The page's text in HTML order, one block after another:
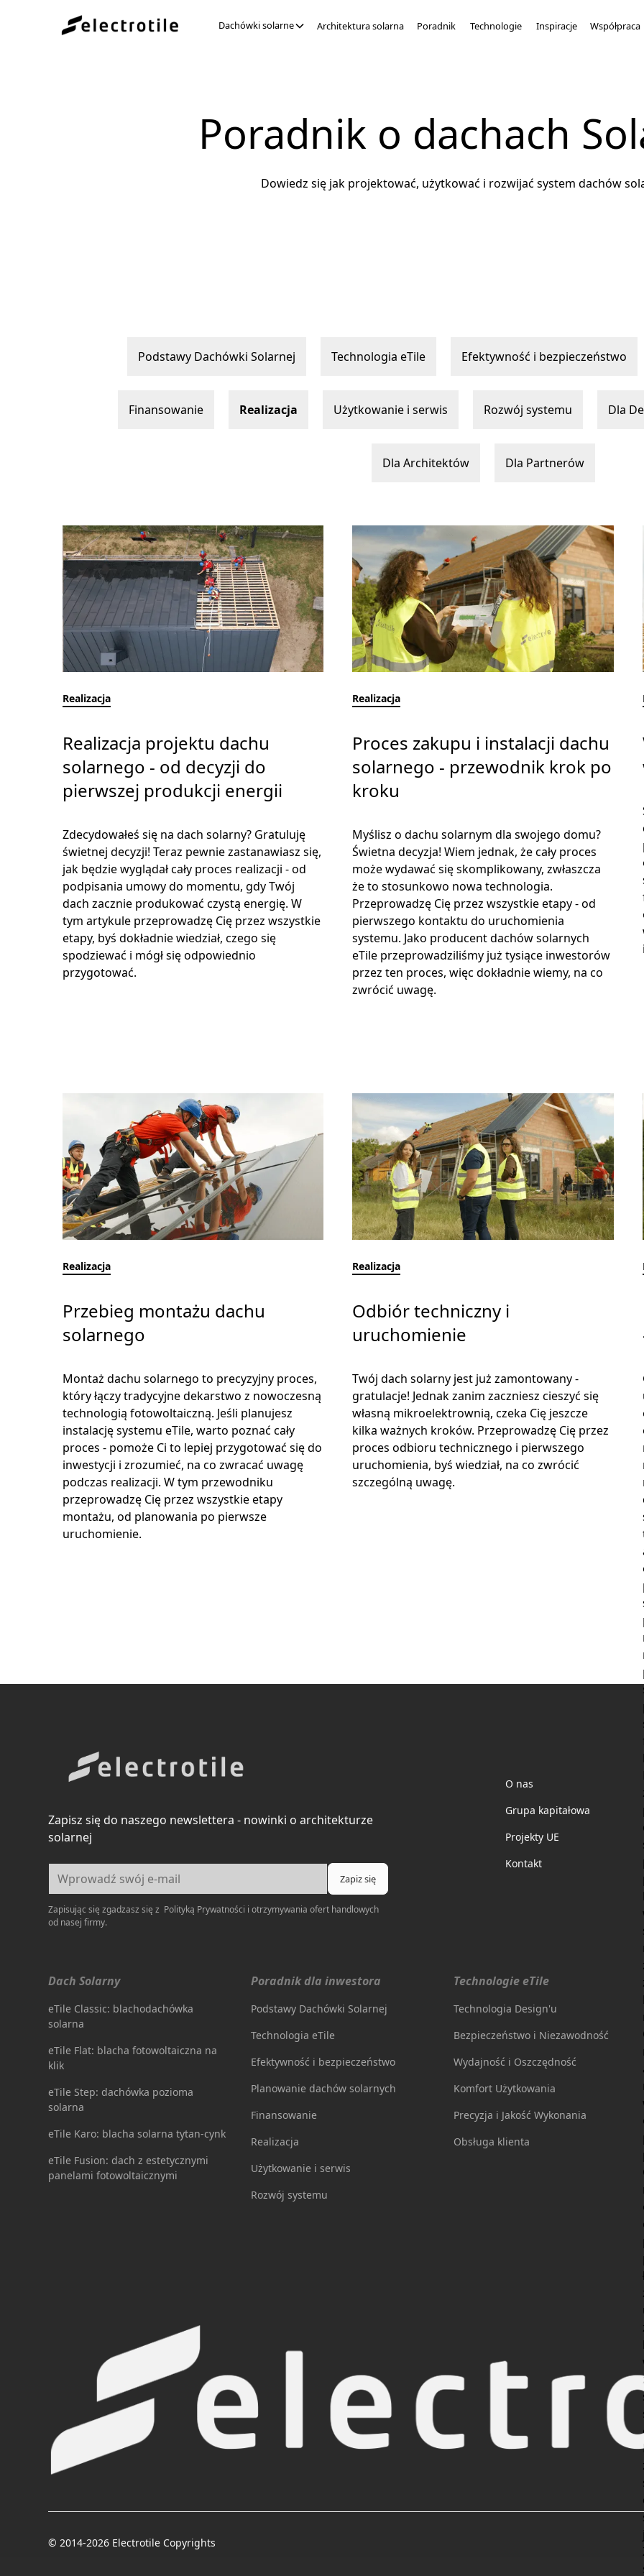
Dachówki solarne Architektura solarna Poradnik Technologie Inspiracje Współpraca
Poradnik o dachach
Dowiedz się jak projektować, użytkować i rozwijać system dachów
Podstawy Dachówki Solarnej Technologia eTile Efektywność i bezpieczeństwo
Finansowanie Realizacja Użytkowanie i serwis Rozwój systemu Dla
Dla Architektów Dla Partnerów
Realizacja
Realizacja projektu dachu
solarnego - od decyzji do
pierwszej produkcji energii
Zdecydowałeś się na dach solarny? Gratuluję
świetnej decyzji! Teraz pewnie zastanawiasz się,
jak będzie wyglądał cały proces realizacji - od
podpisania umowy do momentu, gdy Twój
dach zacznie produkować czystą energię. W
tym artykule przeprowadzę Cię przez wszystkie
etapy, byś dokładnie wiedział, czego się
spodziewać i mógł się odpowiednio
przygotować.
Realizacja
Proces zakupu i instalacji dachu
solarnego - przewodnik krok po
kroku
Myślisz o dachu solarnym dla swojego domu?
Świetna decyzja! Wiem jednak, że cały proces
może wydawać się skomplikowany, zwłaszcza
że to stosunkowo nowa technologia.
Przeprowadzę Cię przez wszystkie etapy - od
pierwszego kontaktu do uruchomienia
systemu. Jako producent dachów solarnych
eTile przeprowadziliśmy już tysiące inwestorów
przez ten proces, więc dokładnie wiemy, na co
zwrócić uwagę.
Realizacja
Przebieg montażu dachu
solarnego
Montaż dachu solarnego to precyzyjny proces,
który łączy tradycyjne dekarstwo z nowoczesną
technologią fotowoltaiczną. Jeśli planujesz
instalację systemu eTile, warto poznać cały
proces - pomoże Ci to lepiej przygotować się do
inwestycji i zrozumieć, na co zwracać uwagę
podczas realizacji. W tym przewodniku
przeprowadzę Cię przez wszystkie etapy
montażu, od planowania po pierwsze
uruchomienie.
Realizacja
Odbiór techniczny i
uruchomienie
Twój dach solarny jest już zamontowany -
gratulacje! Jednak zanim zaczniesz cieszyć się
własną mikroelektrownią, czeka Cię jeszcze
kilka ważnych kroków. Przeprowadzę Cię przez
proces odbioru technicznego i pierwszego
uruchomienia, byś wiedział, na co zwrócić
szczególną uwagę.
Zapisz się do naszego newslettera - nowinki o architekturze
solarnej
Zapisując się zgadzasz się z Polityką Prywatności i otrzymywania ofert handlowych
od nasej firmy.
O nas
Grupa kapitałowa
Projekty UE
Kontakt
Dach Solarny
eTile Classic: blachodachówka
solarna
eTile Flat: blacha fotowoltaiczna na
klik
eTile Step: dachówka pozioma
solarna
eTile Karo: blacha solarna tytan-cynk
eTile Fusion: dach z estetycznymi
panelami fotowoltaicznymi
Poradnik dla inwestora
Podstawy Dachówki Solarnej
Technologia eTile
Efektywność i bezpieczeństwo
Planowanie dachów solarnych
Finansowanie
Realizacja
Użytkowanie i serwis
Rozwój systemu
Technologie eTile
Technologia Design'u
Bezpieczeństwo i Niezawodność
Wydajność i Oszczędność
Komfort Użytkowania
Precyzja i Jakość Wykonania
Obsługa klienta
© 2014-2026 Electrotile Copyrights